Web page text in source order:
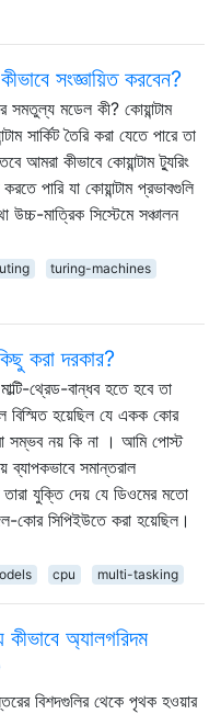
সংজ্ঞায়িত করবেন?
সমতুল্য মডেল কী? কোয়ান্টাম
সার্কিট তৈরি করা যেতে পারে তা
আমরা কীভাবে কোয়ান্টাম ট্যুরিং
পারি যা কোয়ান্টাম প্রভাবগুলি
উচ্চ-মাত্রিক সিস্টেমে সঞ্চালন
turing-machines
করা দরকার?
থ্রেড-বান্ধব হতে হবে তা
বিস্মিত হয়েছিল যে একক কোর
সম্ভব নয় কি না । আমি পোস্ট
ব্যাপকভাবে সমান্তরাল
যুক্তি দেয় যে ডিওমের মতো
কোর সিপিইউতে করা হয়েছিল।
cpu multi-tasking
কীভাবে অ্যালগরিদম
বিশদগুলির থেকে পৃথক হওয়ার